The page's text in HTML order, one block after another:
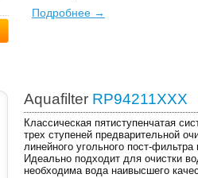
Подробнее →
Aquafilter RP94211XXX
Классическая пятиступенчатая
трех ступеней предварительной
линейного угольного пост-
Идеально подходит для очистки
необходима вода наивысшего